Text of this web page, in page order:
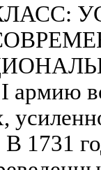
армию
1731